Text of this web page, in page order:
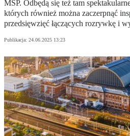
MŚP. Odbędą się też tam
których również można zaczerpnąć
przedsięwzięć łączących rozrywkę i
Publikacja: 24.06.2025 13:23